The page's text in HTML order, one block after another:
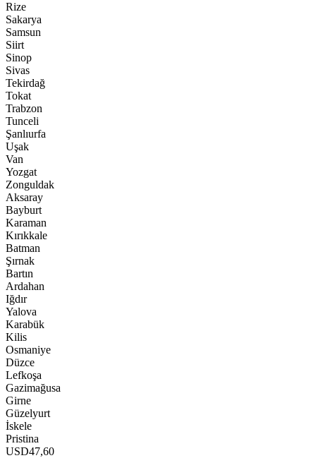
Rize
Sakarya
Samsun
Siirt
Sinop
Sivas
Tekirdağ
Tokat
Trabzon
Tunceli
Şanlıurfa
Uşak
Van
Yozgat
Zonguldak
Aksaray
Bayburt
Karaman
Kırıkkale
Batman
Şırnak
Bartın
Ardahan
Iğdır
Yalova
Karabük
Kilis
Osmaniye
Düzce
Lefkoşa
Gazimağusa
Girne
Güzelyurt
İskele
Pristina
USD47,60